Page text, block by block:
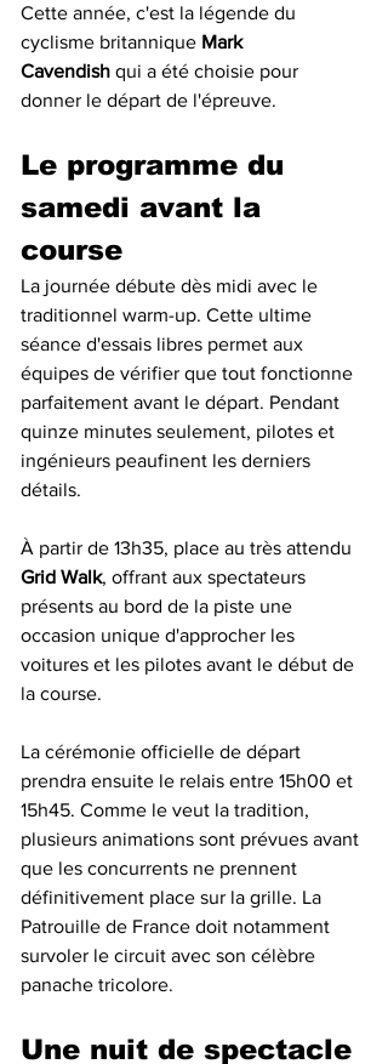
Cette année, c'est la légende du
cyclisme britannique Mark
Cavendish qui a été choisie pour
donner le départ de l'épreuve.
Le programme du
samedi avant la
course
La journée débute dès midi avec le
traditionnel warm-up. Cette ultime
séance d'essais libres permet aux
équipes de vérifier que tout fonctionne
parfaitement avant le départ. Pendant
quinze minutes seulement, pilotes et
ingénieurs peaufinent les derniers
détails.
À partir de 13h35, place au très attendu
Grid Walk, offrant aux spectateurs
présents au bord de la piste une
occasion unique d'approcher les
voitures et les pilotes avant le début de
la course.
La cérémonie officielle de départ
prendra ensuite le relais entre 15h00 et
15h45. Comme le veut la tradition,
plusieurs animations sont prévues avant
que les concurrents ne prennent
définitivement place sur la grille. La
Patrouille de France doit notamment
survoler le circuit avec son célèbre
panache tricolore.
Une nuit de spectacle